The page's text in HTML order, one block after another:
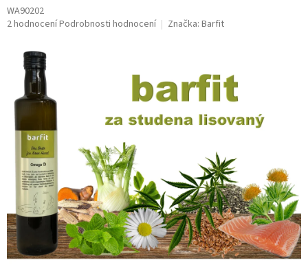
WA90202
Průměrné
produktu
hvězdiček.
2 hodnoceníPodrobnosti hodnocení Značka: Barfit